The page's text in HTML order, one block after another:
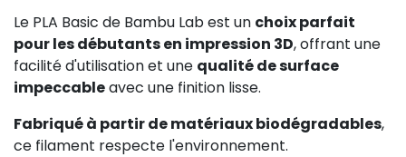
Le PLA Basic de Bambu Lab est un choix parfait
pour les débutants en impression 3D, offrant une
facilité d'utilisation et une qualité de surface
impeccableavec une finition lisse.
Fabriqué à partir de matériaux biodégradables,
ce filament respecte l'environnement.